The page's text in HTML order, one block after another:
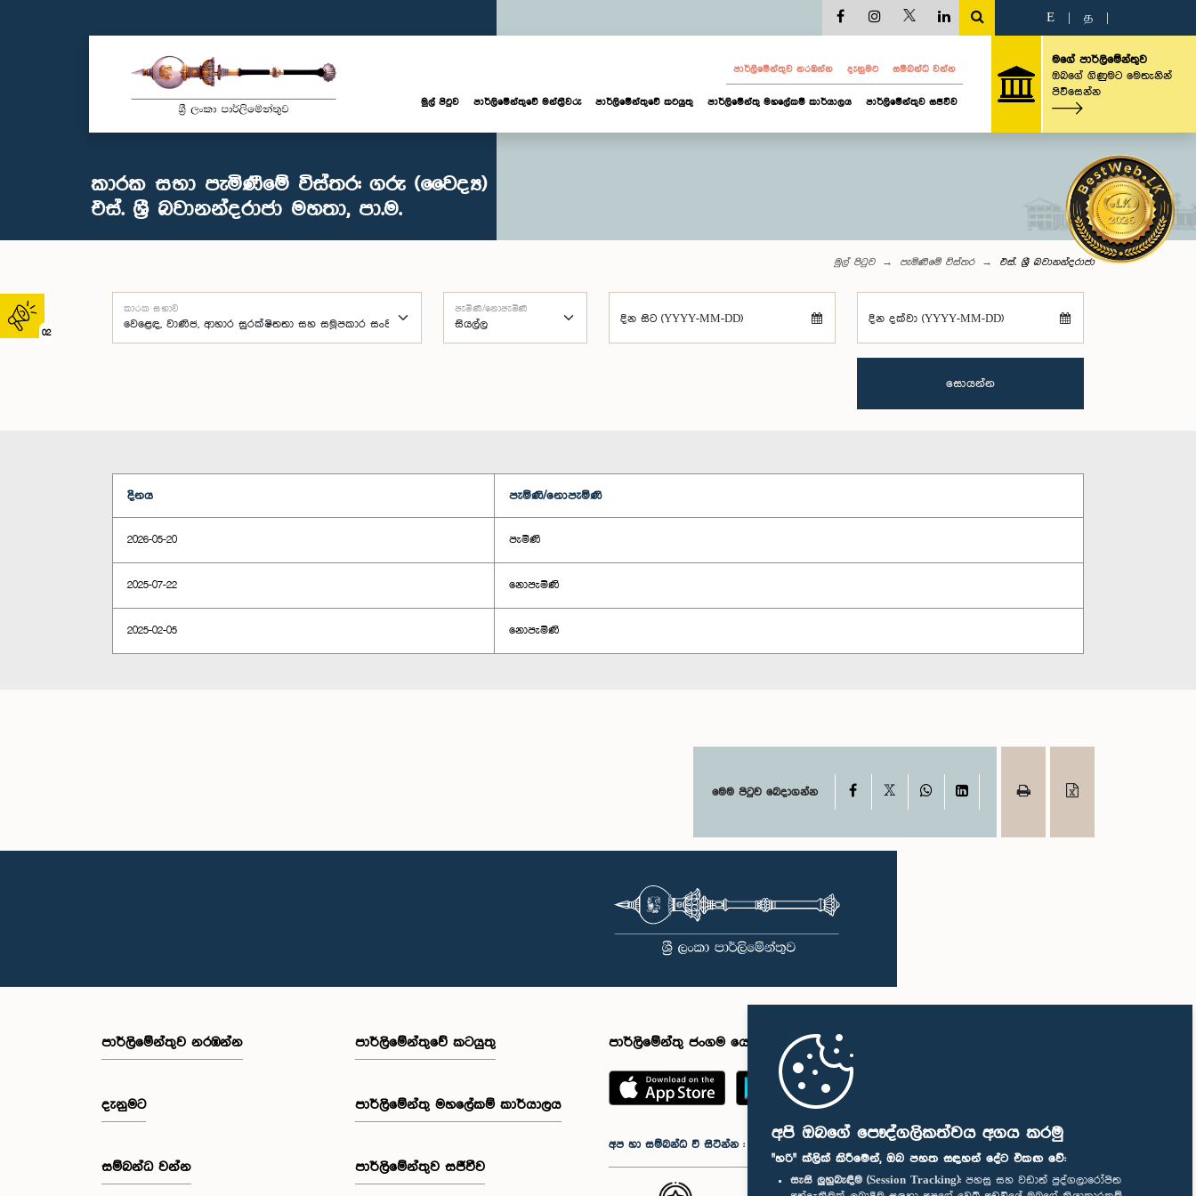
අපි ඔබගේ පෞද්ගලිකත්වය අගය කරමු
"හරි" ක්ලික් කිරීමෙන්, ඔබ පහත සඳහන් දේට එකඟ වේ:
සැසි ලුහුබැඳීම (Session Tracking): පහසු සහ වඩාත් පුද්ගලාරෝපිත
02
E த
පාර්ලි‌මේන්තුව නරඹන්න දැනුමට සම්බන්ධ වන්න
මුල් පිටුව පාර්ලි‌මේන්තුවේ මන්ත්‍රීවරු පාර්ලිමේන්තුවේ කටයුතු පාර්ලිමේන්තු මහලේකම් කාර්යාලය පාර්ලිමේන්තුව සජීවීව
මගේ පාර්ලිමේන්තුව
ඔබගේ ගිණුමට මෙතැනින්
පිවිසෙන්න
කාරක සභා පැමිණීමේ විස්තර: ගරු (වෛද්‍ය)
එස්. ශ්‍රී බවානන්දරාජා මහතා, පා.ම.
මුල් පිටුව පැමිණීමේ විස්තර එස්. ශ්‍රී බවානන්දරාජා
කාරක සභාව පැමිණි/නොපැමිණි
දින සිට (YYYY-MM-DD) දින දක්වා (YYYY-MM-DD)
සොයන්න
දිනය පැමිණි/නොපැමිණි
2026-05-20 පැමිණි
2025-07-22 නොපැමිණි
2025-02-05 නොපැමිණි
මෙම පිටුව බෙදාගන්න Facebook WhatsAppLinkedIn
පාර්ලි‌මේන්තුව නරඹන්න
දැනුමට
සම්බන්ධ වන්න
පාර්ලිමේන්තුවේ කටයුතු
පාර්ලිමේන්තු මහලේකම් කාර්යාලය
පාර්ලිමේන්තුව සජීවීව
පාර්ලිමේන්තු ජංගම යෙදුම
අප හා සම්බන්ධ වී සිටින්න :